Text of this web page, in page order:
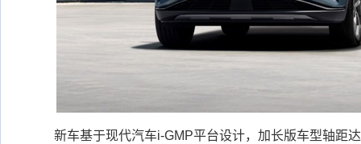
新车基于现代汽车i-GMP平台设计，加长版车型轴距